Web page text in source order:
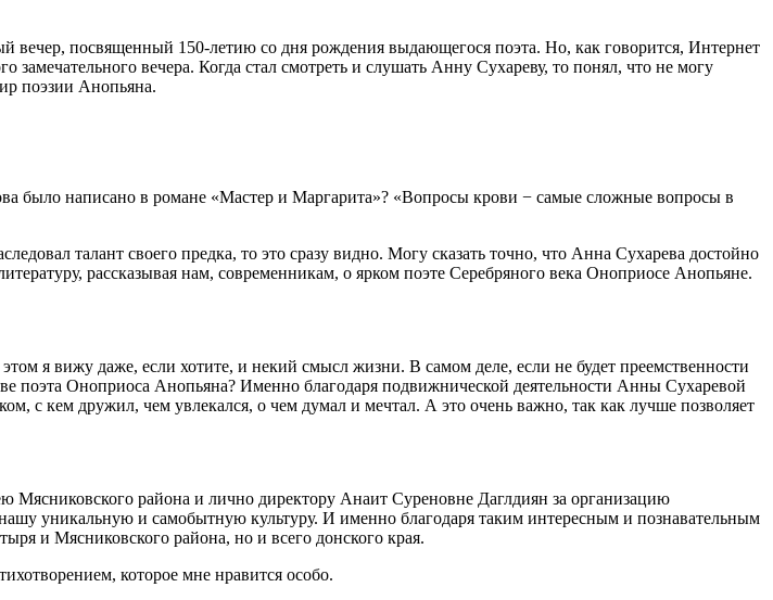
посвященный 150-летию со дня рождения выдающегося поэта. Но, как говорится, Интернет
вечера. Когда стал смотреть и слушать Анну Сухареву, то понял, что не могу
поэзии Анопьяна.
было написано в романе «Мастер и Маргарита»? «Вопросы крови − самые сложные вопросы в
талант своего предка, то это сразу видно. Могу сказать точно, что Анна Сухарева достойно
рассказывая нам, современникам, о ярком поэте Серебряного века Оноприосе Анопьяне.
я вижу даже, если хотите, и некий смысл жизни. В самом деле, если не будет преемственности
поэта Оноприоса Анопьяна? Именно благодаря подвижнической деятельности Анны Сухаревой
с кем дружил, чем увлекался, о чем думал и мечтал. А это очень важно, так как лучше позволяет
Мясниковского района и лично директору Анаит Суреновне Даглдиян за организацию
уникальную и самобытную культуру. И именно благодаря таким интересным и познавательным
и Мясниковского района, но и всего донского края.
которое мне нравится особо.